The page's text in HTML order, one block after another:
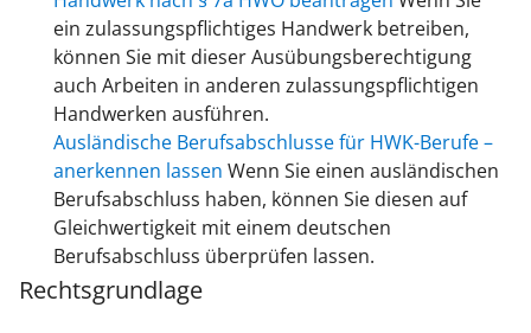
ein zulassungspflichtiges Handwerk betreiben,
können Sie mit dieser Ausübungsberechtigung
auch Arbeiten in anderen zulassungspflichtigen
Handwerken ausführen.
Ausländische Berufsabschlusse für HWK-Berufe –
anerkennen lassen Wenn Sie einen ausländischen
Berufsabschluss haben, können Sie diesen auf
Gleichwertigkeit mit einem deutschen
Berufsabschluss überprüfen lassen.
Rechtsgrundlage